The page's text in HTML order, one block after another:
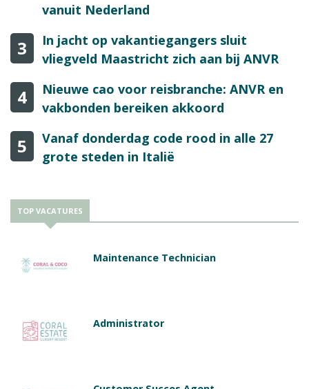
vanuit Nederland
3
In jacht op vakantiegangers sluit
vliegveld Maastricht zich aan bij ANVR
4
Nieuwe cao voor reisbranche: ANVR en
vakbonden bereiken akkoord
5
Vanaf donderdag code rood in alle 27
grote steden in Italië
TOP VACATURES
Maintenance Technician
Administrator